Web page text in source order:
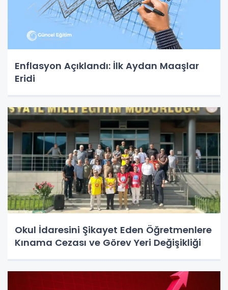
Enflasyon Açıklandı: İlk Aydan Maaşlar
Eridi
Okul İdaresini Şikayet Eden Öğretmenlere
Kınama Cezası ve Görev Yeri Değişikliği